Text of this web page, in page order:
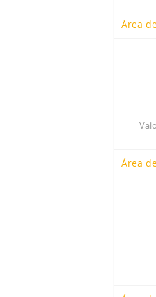
Área
Área